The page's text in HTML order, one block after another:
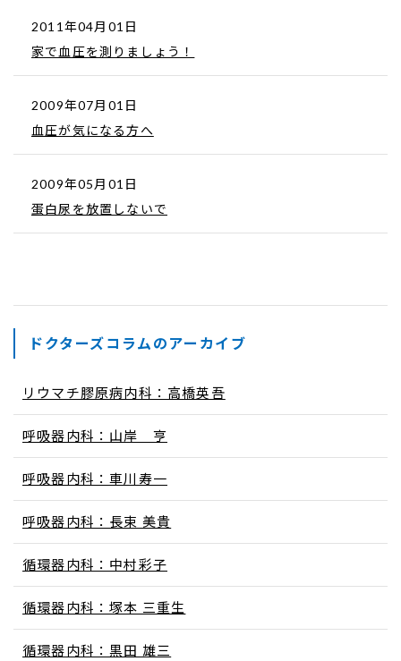
2011年04月01日
家で血圧を測りましょう！
2009年07月01日
血圧が気になる方へ
2009年05月01日
蛋白尿を放置しないで
ドクターズコラムのアーカイブ
リウマチ膠原病内科：高橋英吾
呼吸器内科：山岸 亨
呼吸器内科：車川寿一
呼吸器内科：長束 美貴
循環器内科：中村彩子
循環器内科：塚本 三重生
循環器内科：黒田 雄三